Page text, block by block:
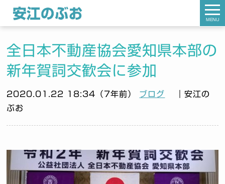
全日本不動産協会愛知県本部の
新年賀詞交歓会に参加
2020.01.22 18:34（7年前） ブログ
｜安江の
ぶお
MENU